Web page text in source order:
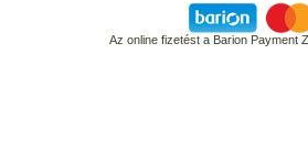
Az online fizetést a Barion Payment